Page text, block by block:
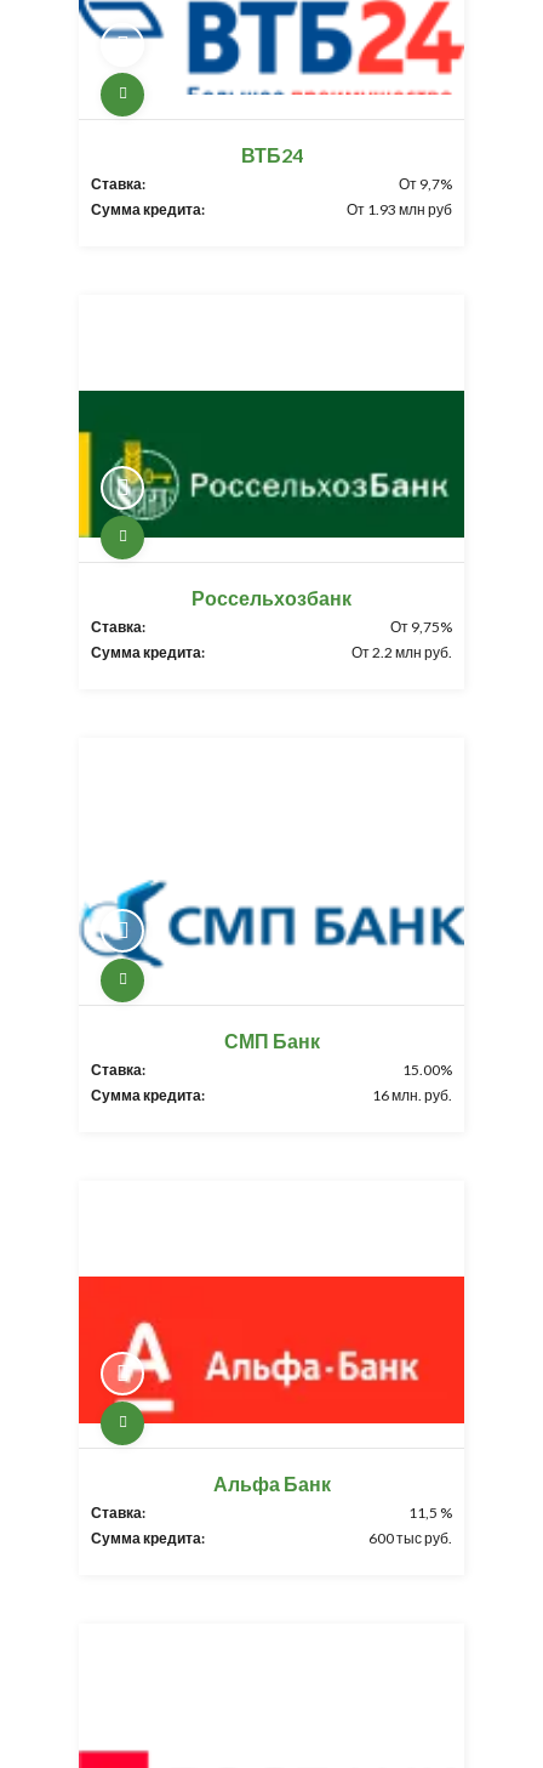
ВТБ24
Ставка:
От 9,7%
Сумма кредита:
От 1.93 млн руб
Россельхозбанк
Ставка:
От 9,75%
Сумма кредита:
От 2.2 млн руб.
СМП Банк
Ставка:
15.00%
Сумма кредита:
16 млн. руб.
Альфа Банк
Ставка:
11,5 %
Сумма кредита:
600 тыс руб.